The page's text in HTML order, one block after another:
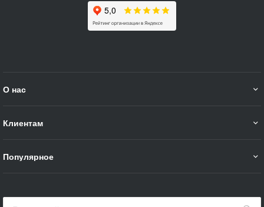
О нас
Клиентам
Популярное